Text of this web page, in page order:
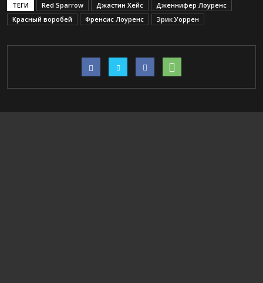
ТЕГИ Red Sparrow Джастин Хейс
Дженнифер Лоуренс
Красный воробей
Френсис Лоуренс Эрик Уоррен